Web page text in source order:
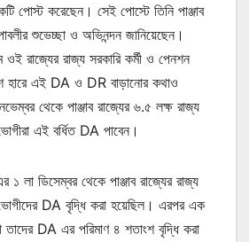
পোস্ট করেছেন। সেই পোস্টে তিনি পাঞ্জাব
শুভেচ্ছা ও অভিনন্দন জানিয়েছেন।
ওই রাজ্যের রাজ্য সরকারি কর্মী ও পেনশন
হারে এই DA ও DR বাড়ানোর কথাও
থেকে পাঞ্জাব রাজ্যের ৬.৫ লক্ষ রাজ্য
এই বর্ধিত DA পাবেন।
লা ডিসেম্বর থেকে পাঞ্জাব রাজ্যের রাজ্য
DA বৃদ্ধি করা হয়েছিল। এরপর এক
DA এর পরিমাণ ৪ শতাংশ বৃদ্ধি করা